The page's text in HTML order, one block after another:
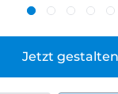
Jetzt gestalten